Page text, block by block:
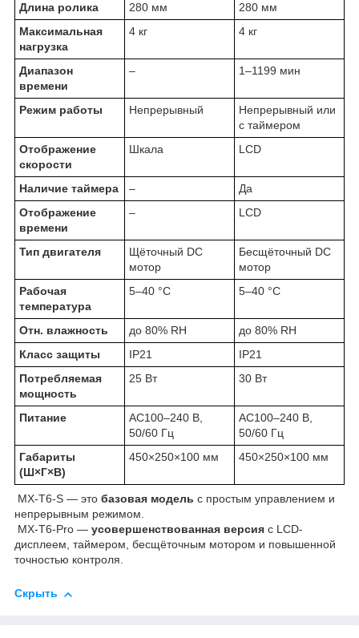
Длина ролика 280 мм
280 мм
Максимальная
нагрузка
4 кг 4 кг
Диапазон
времени
– 1–1199 мин
Режим работы Непрерывный
Непрерывный или
с таймером
Отображение
скорости
Шкала LCD
Наличие таймера –
Да
Отображение
времени
– LCD
Тип двигателя
Щёточный DC
мотор
Бесщёточный DC
мотор
Рабочая
температура
5–40 °C 5–40 °C
Отн. влажность до 80% RH
до 80% RH
Класс защиты
IP21
IP21
Потребляемая
мощность
25 Вт 30 Вт
Питание
AC100–240 В,
50/60 Гц
AC100–240 В,
50/60 Гц
Габариты
(Ш×Г×В)
450×250×100 мм 450×250×100 мм
MX-T6-S — это базовая модель с простым управлением и
непрерывным режимом.
MX-T6-Pro — усовершенствованная версия с LCD-
дисплеем, таймером, бесщёточным мотором и повышенной
точностью контроля.
Скрыть